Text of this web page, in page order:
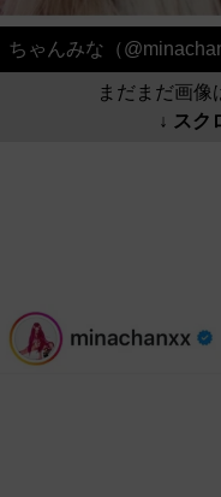
ちゃんみな（
まだまだ画像
↓ スク